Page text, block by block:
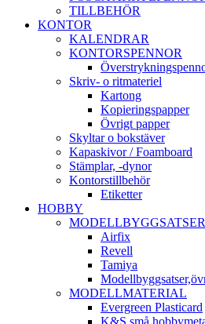
TILLBEHÖR
KONTOR
KALENDRAR
KONTORSPENNOR
Skriv- o ritmateriel
Kartong
Kopieringspapper
Övrigt papper
Skyltar o bokstäver
Kapaskivor / Foamboard
Stämplar, -dynor
Kontorstillbehör
Etiketter
HOBBY
MODELLBYGGSATSER
Airfix
Revell
Tamiya
MODELLMATERIAL
Evergreen Plasticard
K&S små